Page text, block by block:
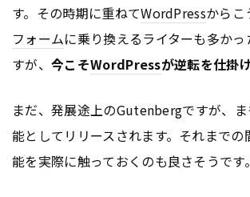
す。その時期に重ねてWordPressからこ
フォームに乗り換えるライターも多か
すが、 今こそWordPressが逆転を仕掛
まだ、発展途上のGutenbergですが、
能としてリリースされます。それまで
能を実際に触っておくのも良さそうです。